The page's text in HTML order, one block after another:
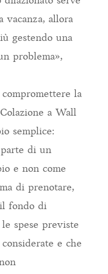
vacanza, allora
gestendo una
problema»,
compromettere la
a Wall
semplice:
di un
e non come
di prenotare,
fondo di
spese previste
e che